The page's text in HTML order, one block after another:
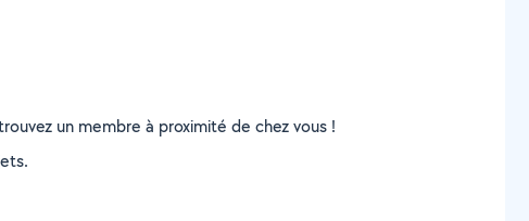
un membre à proximité de chez vous !